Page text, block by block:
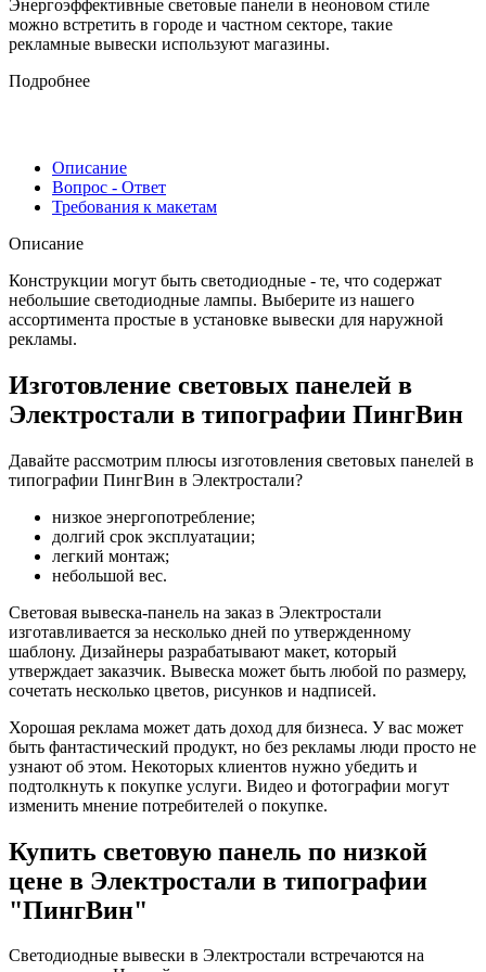
Энергоэффективные световые панели в неоновом стиле
можно встретить в городе и частном секторе, такие
рекламные вывески используют магазины.
Подробнее
Описание
Вопрос - Ответ
Требования к макетам
Описание
Конструкции могут быть светодиодные - те, что содержат
небольшие светодиодные лампы. Выберите из нашего
ассортимента простые в установке вывески для наружной
рекламы.
Изготовление световых панелей в
Электростали в типографии ПингВин
Давайте рассмотрим плюсы изготовления световых панелей в
типографии ПингВин в Электростали?
низкое энергопотребление;
долгий срок эксплуатации;
легкий монтаж;
небольшой вес.
Световая вывеска-панель на заказ в Электростали
изготавливается за несколько дней по утвержденному
шаблону. Дизайнеры разрабатывают макет, который
утверждает заказчик. Вывеска может быть любой по размеру,
сочетать несколько цветов, рисунков и надписей.
Хорошая реклама может дать доход для бизнеса. У вас может
быть фантастический продукт, но без рекламы люди просто не
узнают об этом. Некоторых клиентов нужно убедить и
подтолкнуть к покупке услуги. Видео и фотографии могут
изменить мнение потребителей о покупке.
Купить световую панель по низкой
цене в Электростали в типографии
"ПингВин"
Светодиодные вывески в Электростали встречаются на